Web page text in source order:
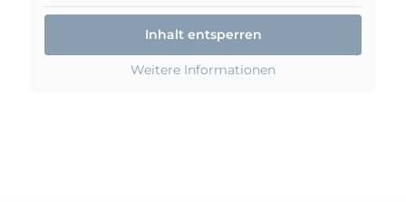
Inhalt entsperren
Weitere Informationen